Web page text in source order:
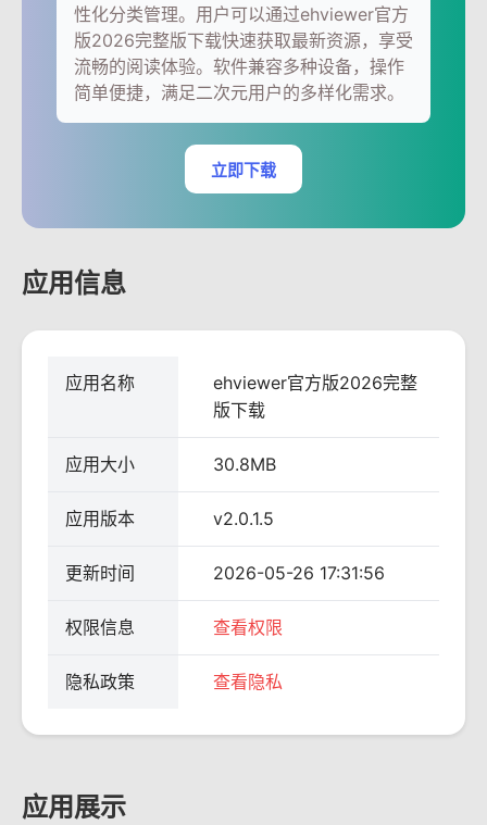
性化分类管理。用户可以通过ehviewer官方
版2026完整版下载快速获取最新资源，享受
流畅的阅读体验。软件兼容多种设备，操作
简单便捷，满足二次元用户的多样化需求。
立即下载
应用信息
应用名称
ehviewer官方版2026完整
版下载
应用大小 30.8MB
应用版本 v2.0.1.5
更新时间 2026-05-26 17:31:56
权限信息 查看权限
隐私政策 查看隐私
应用展示